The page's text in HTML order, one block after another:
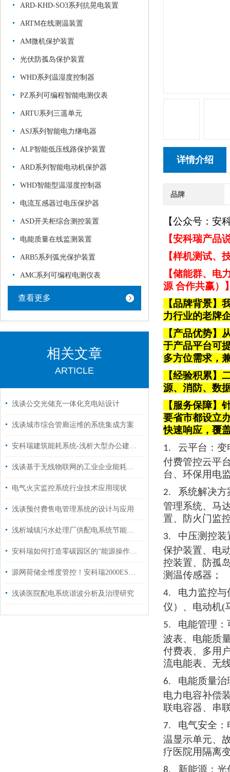
ARD-KHD-SO3系列抗晃电装置
ARTM在线测温装置
AM微机保护装置
光伏防孤岛保护装置
WHD系列温湿度控制器
PZ系列可编程智能电测仪表
ARTU系列三遥单元
ASJ系列智能电力继电器
ALP智能低压线路保护装置
ARD系列智能电动机保护器
WHD智能型温湿度控制器
电流互感器过电压保护器
ASD开关柜综合测控装置
电能质量在线监测装置
ARB5系列弧光保护装置
AMC系列可编程电测仪表
查看更多
相关文章
ARTICLE
浅谈公交光储充一体化充电站设计
浅谈城市综合管廊运维的系统集成方案
安科瑞建筑能耗系统-浅析大型办公建筑运行能耗特点统计分析
浅谈基于无线物联网的工业企业能耗监控系统设计
电气火灾监控系统行业技术应用现状
浅谈预付费售电管理系统的设计与应用
浅析城镇污水处理厂供配电系统节能设计
安科瑞如何打造零碳园区的“能源操作系统”
源网荷储全维度管控！安科瑞2000ES储能EMS赋能新型电力系统
浅谈医院配电系统谐波分析及治理研究
详情介绍
品牌
【公众号：安
【安科瑞产品
【样机测试、
【储能群、电
源 合作共赢）
【品牌背景】
力行业的老牌
【产品优势】
于产品平台可
多方位需求，
【经验积累】
源、消防、数
【服务保障
要省市都设立
快速响应，覆
1. 云平台 ：
付费管控云平
台、环保用电
2.
系统解决
管理系统、马
置、防火门监
3.
中压测控
保护装置、电
控装置、防孤
测温传感器 ；
4.
电力监控
仪）、电动机(
5.
电能管理
波表、电能质
付费表、多用
流电能表、无
6.
电能质量
电力电容补偿
联电容器、串
7.
电气安全
温显示单元、
疗医院用隔离
新能源：